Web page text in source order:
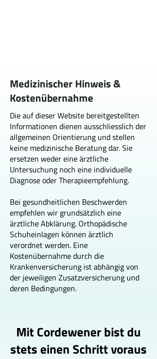
Medizinischer Hinweis &
Kostenübernahme
Die auf dieser Website bereitgestellten
Informationen dienen ausschliesslich der
allgemeinen Orientierung und stellen
keine medizinische Beratung dar. Sie
ersetzen weder eine ärztliche
Untersuchung noch eine individuelle
Diagnose oder Therapieempfehlung.
Bei gesundheitlichen Beschwerden
empfehlen wir grundsätzlich eine
ärztliche Abklärung. Orthopädische
Schuheinlagen können ärztlich
verordnet werden. Eine
Kostenübernahme durch die
Krankenversicherung ist abhängig von
der jeweiligen Zusatzversicherung und
deren Bedingungen.
Mit Cordewener bist du
stets einen Schritt voraus